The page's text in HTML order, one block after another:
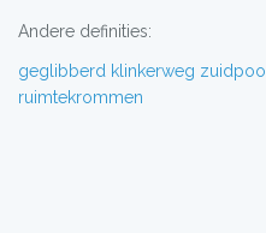
Andere definities:
geglibberd klinkerweg zuidpool
ruimtekrommen